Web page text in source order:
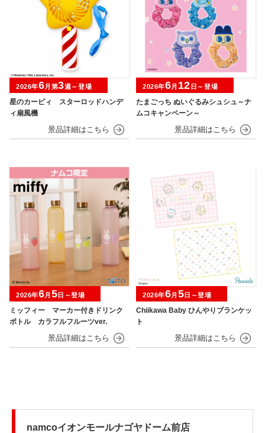
星のカービィ スターロッドハンデ
ィ扇風機
2026年6月第3週～登場
たまごっち ぬいぐるみシュシュ～ナ
ムコキャンペーン～
2026年6月 12 日～登場
ミッフィー マーカー付きドリンク
ボトル カラフルフルーツver.
2026年6月 5日～登場
Chiikawa Baby ひんやりブランケッ
ト
2026年6月 5日～登場
namcoイオンモールナゴヤドーム前店